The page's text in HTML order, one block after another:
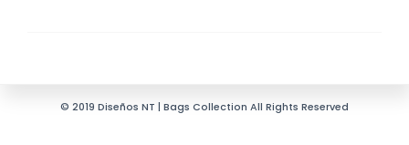
© 2019 Diseños NT | Bags Collection All Rights Reserved